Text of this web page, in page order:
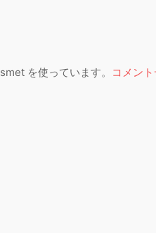
を使っています。 コメン